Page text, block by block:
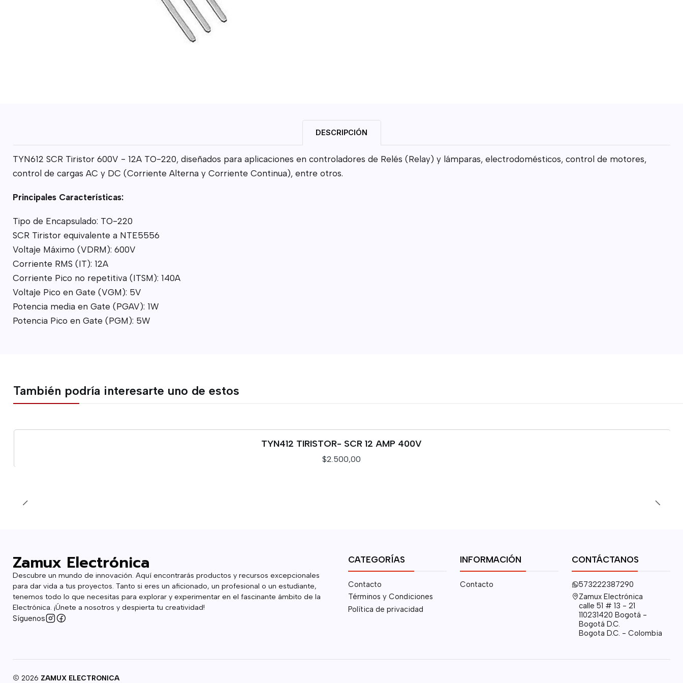
DESCRIPCIÓN
TYN612 SCR Tiristor 600V - 12A TO-220, diseñados para aplicaciones en controladores de Relés (Relay) y lámparas, electrodomésticos, control de motores,
control de cargas AC y DC (Corriente Alterna y Corriente Continua), entre otros.
Principales Características:
Tipo de Encapsulado: TO-220
SCR Tiristor equivalente a NTE5556
Voltaje Máximo (VDRM): 600V
Corriente RMS (IT): 12A
Corriente Pico no repetitiva (ITSM): 140A
Voltaje Pico en Gate (VGM): 5V
Potencia media en Gate (PGAV): 1W
Potencia Pico en Gate (PGM): 5W
También podría interesarte uno de estos
TYN412 TIRISTOR- SCR 12 AMP 400V
$2.500,00
Zamux Electrónica
Descubre un mundo de innovación. Aquí encontrarás productos y recursos excepcionales
para dar vida a tus proyectos. Tanto si eres un aficionado, un profesional o un estudiante,
tenemos todo lo que necesitas para explorar y experimentar en el fascinante ámbito de la
Electrónica. ¡Únete a nosotros y despierta tu creatividad!
Síguenos
CATEGORÍAS
Contacto
Términos y Condiciones
Política de privacidad
INFORMACIÓN
Contacto
CONTÁCTANOS
573222387290
Zamux Electrónica
calle 51 # 13 - 21
110231420 Bogotá -
Bogotá D.C.
Bogota D.C. - Colombia
2026 ZAMUX ELECTRONICA